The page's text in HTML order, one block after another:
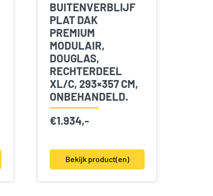
BUITENVERBLIJF
PLAT DAK
PREMIUM
MODULAIR,
DOUGLAS,
RECHTERDEEL
XL/C, 293×357 CM,
ONBEHANDELD.
€1.934,-
Bekijk product(en)